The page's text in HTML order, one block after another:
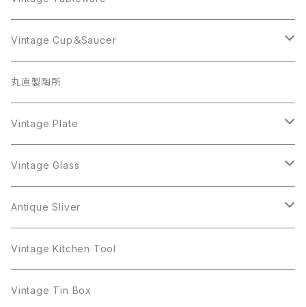
BSK
Cerrito
Gerry's
Giovanni
Sarah Coventry
植物モチーフ
Trifari
Sarah Coventry
Beatrix
BSK
Coro
Crown Trifari
Danecraft
Gerry's
Giovanni
Lisner
Sarah Coventry
Richelieu
W.Gemany
植物モチーフ
BSK
STAR
Monet
Napier
Richelieu
Rhinestone
Sarah Coventry
STAR
Trifari
Glass
iittala
arcopal
CupSaucer
BAVARIA
Antique Silver
Milk Pot
Pot
Mag Cup
Vase
Plate
Vintage Cup＆Saucer
BAVARIA
Mosa
arcopal
丸直製陶所
Vintage Plate
Figgjo
BILTONS
Vintage Glass
iittala
Luminarc
arcoroc
Antique Sliver
Pot
Milk Pot
Vintage Kitchen Tool
Vintage Tin Box